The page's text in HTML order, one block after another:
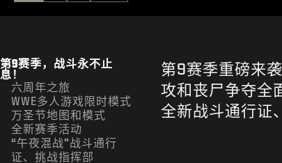
第9赛季，战斗永不止
息！
六周年之旅
WWE多人游戏限时模式
万圣节地图和模式
全新赛季活动
“午夜混战”战斗通行
证、挑战指挥部
第9赛季重磅来
攻和丧尸争夺全
全新战斗通行证